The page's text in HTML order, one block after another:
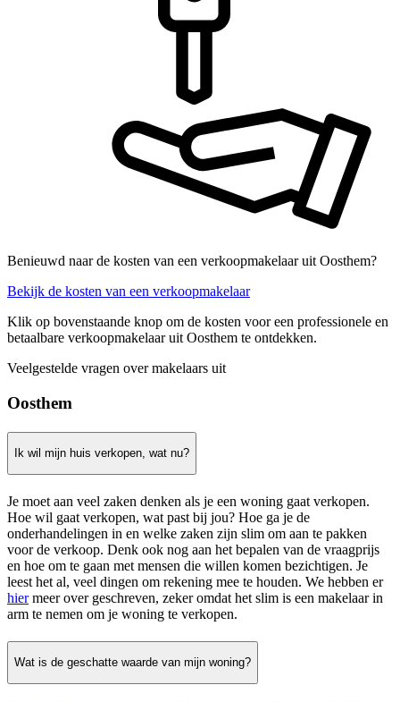
Benieuwd naar de kosten van een verkoopmakelaar uit Oosthem?
Bekijk de kosten van een verkoopmakelaar
Klik op bovenstaande knop om de kosten voor een professionele en
betaalbare verkoopmakelaar uit Oosthem te ontdekken.
Veelgestelde vragen over makelaars uit
Oosthem
Ik wil mijn huis verkopen, wat nu?
Je moet aan veel zaken denken als je een woning gaat verkopen.
Hoe wil gaat verkopen, wat past bij jou? Hoe ga je de
onderhandelingen in en welke zaken zijn slim om aan te pakken
voor de verkoop. Denk ook nog aan het bepalen van de vraagprijs
en hoe om te gaan met mensen die willen komen bezichtigen. Je
leest het al, veel dingen om rekening mee te houden. We hebben er
hiermeer over geschreven, zeker omdat het slim is een makelaar in
arm te nemen om je woning te verkopen.
Wat is de geschatte waarde van mijn woning?